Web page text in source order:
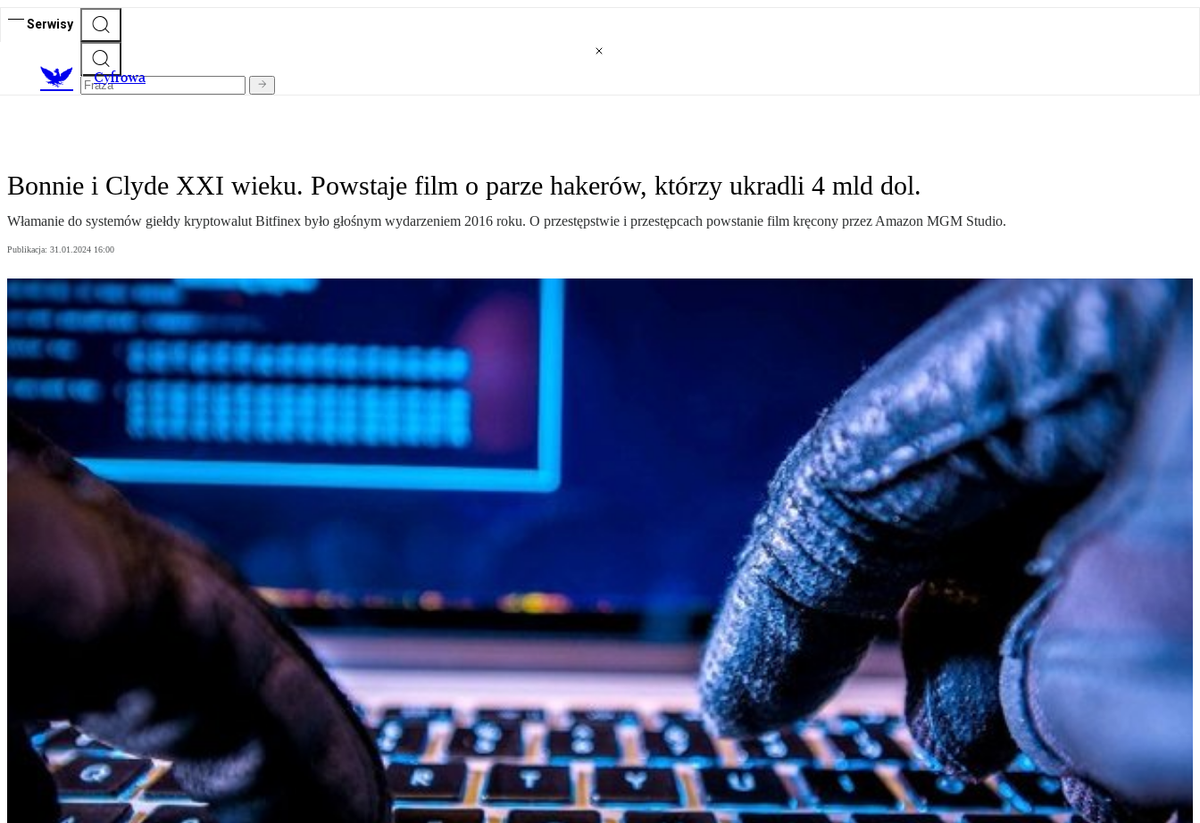
Serwisy
Cyfrowa
Bonnie i Clyde XXI wieku. Powstaje film o parze hakerów, którzy ukradli 4 mld dol.
Włamanie do systemów giełdy kryptowalut Bitfinex było głośnym wydarzeniem 2016 roku. O przestępstwie i przestępcach powstanie film kręcony przez Amazon MGM Studio.
Publikacja: 31.01.2024 16:00